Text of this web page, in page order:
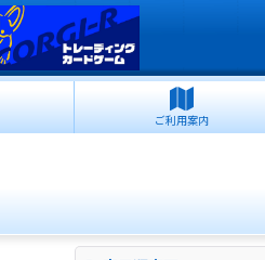
ご利用案内